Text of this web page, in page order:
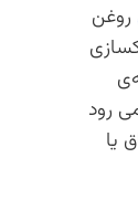
روغن
رود
یا